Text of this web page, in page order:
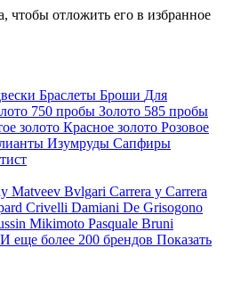
чтобы отложить его в избранное
Браслеты Броши Для
750 пробы Золото 585 пробы
золото Красное золото Розовое
Изумруды Сапфиры
Matveev Bvlgari Carrera y Carrera
Crivelli Damiani De Grisogono
Mikimoto Pasquale Bruni
И еще более 200 брендов Показать